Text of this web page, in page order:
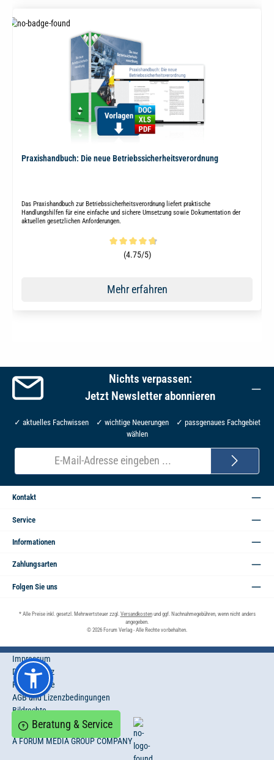
Praxishandbuch: Die neue Betriebssicherheitsverordnung
Das Praxishandbuch zur Betriebssicherheitsverordnung liefert praktische
Handlungshilfen für eine einfache und sichere Umsetzung sowie Dokumentation der
aktuellen gesetzlichen Anforderungen.
Durchschnittliche Bewertung von 4.6 von 5 Sternen
(4.75/5)
Mehr erfahren
Nichts verpassen:
Jetzt Newsletter abonnieren
✓ aktuelles Fachwissen ✓ wichtige Neuerungen ✓ passgenaues Fachgebiet
wählen
E-
Mail-
Adresse*
Kontakt
Service
Informationen
Zahlungsarten
Folgen Sie uns
* Alle Preise inkl. gesetzl. Mehrwertsteuer zzgl. Versandkostenund ggf. Nachnahmegebühren, wenn nicht anders
angegeben.
© 2026 Forum Verlag - Alle Rechte vorbehalten.
Impressum
Datenschutz
Privatsphäre
AGB und Lizenzbedingungen
Bildrechte
A FORUM MEDIA GROUP COMPANY
Beratung & Service